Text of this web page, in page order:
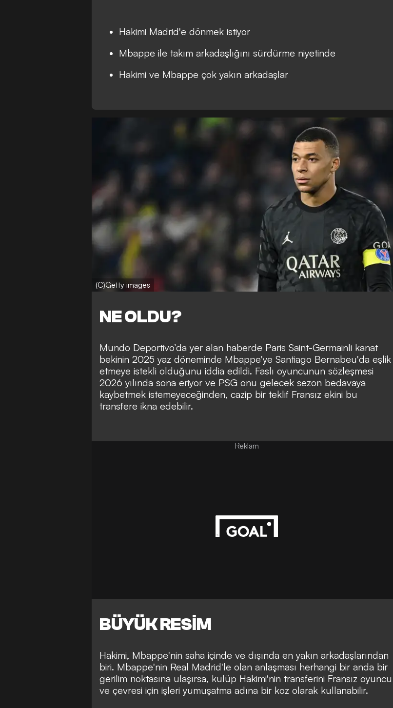
Hakimi Madrid'e dönmek istiyor
Mbappe ile takım arkadaşlığını sürdürme niyetinde
Hakimi ve Mbappe çok yakın arkadaşlar
(C)Getty images
NE OLDU?
Mundo Deportivo’da yer alan haberde Paris Saint-Germainli kanat
bekinin 2025 yaz döneminde Mbappe'ye Santiago Bernabeu'da eşlik
etmeye istekli olduğunu iddia edildi. Faslı oyuncunun sözleşmesi
2026 yılında sona eriyor ve PSG onu gelecek sezon bedavaya
kaybetmek istemeyeceğinden, cazip bir teklif Fransız ekini bu
transfere ikna edebilir.
Reklam
BÜYÜK RESİM
Hakimi, Mbappe'nin saha içinde ve dışında en yakın arkadaşlarından
biri. Mbappe'nin Real Madrid'le olan anlaşması herhangi bir anda bir
gerilim noktasına ulaşırsa, kulüp Hakimi'nin transferini Fransız oyuncu
ve çevresi için işleri yumuşatma adına bir koz olarak kullanabilir.